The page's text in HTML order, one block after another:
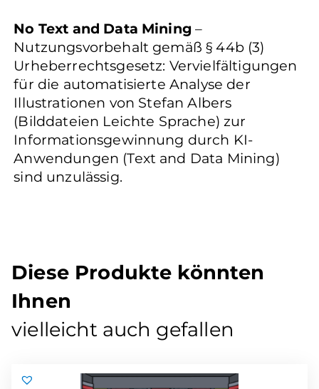
No Text and Data Mining –
Nutzungsvorbehalt gemäß § 44b (3)
Urheberrechtsgesetz: Vervielfältigungen
für die automatisierte Analyse der
Illustrationen von Stefan Albers
(Bilddateien Leichte Sprache) zur
Informationsgewinnung durch KI-
Anwendungen (Text and Data Mining)
sind unzulässig.
Diese Produkte könnten
Ihnen
vielleicht auch gefallen